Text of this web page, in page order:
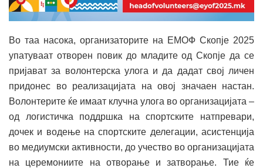
Во таа насока, организаторите на ЕМОФ Скопје 2025
упатуваат отворен повик до младите од Скопје да се
пријават за волонтерска улога и да дадат свој личен
придонес во реализацијата на овој значаен настан.
Волонтерите ќе имаат клучна улога во организацијата –
од логистичка поддршка на спортските натпревари,
дочек и водење на спортските делегации, асистенција
во медиумски активности, до учество во организацијата
на церемониите на отворање и затворање. Тие ќе